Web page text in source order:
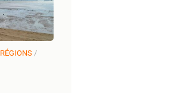
RÉGIONS /